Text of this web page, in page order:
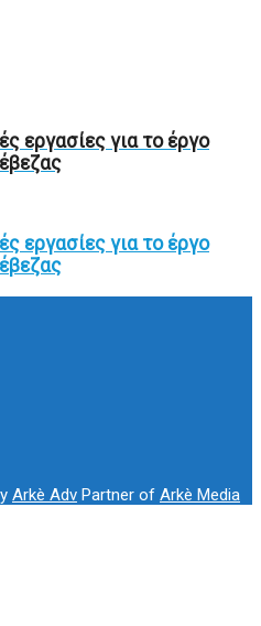
εργασίες για το έργο
εργασίες για το έργο
Arkè Adv Partner of Arkè Media